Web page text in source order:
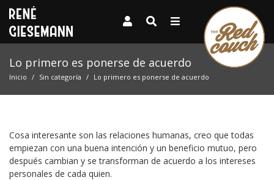
Lo primero es ponerse de acuerdo
Inicio Sin categoría Lo primero es ponerse de acuerdo
Cosa interesante son las relaciones humanas, creo que todas
empiezan con una buena intención y un beneficio mutuo, pero
después cambian y se transforman de acuerdo a los intereses
personales de cada quien.